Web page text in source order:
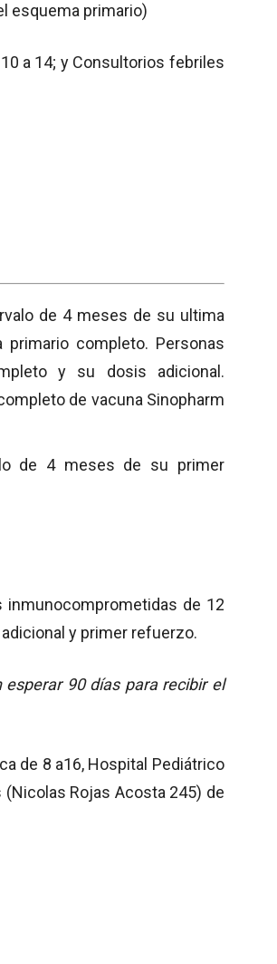
esquema primario)
a 14; y Consultorios febriles
de 4 meses de su ultima
completo. Personas
y su dosis adicional.
de vacuna Sinopharm
de 4 meses de su primer
inmunocomprometidas de 12
y primer refuerzo.
90 días para recibir el
de 8 a16, Hospital Pediátrico
Rojas Acosta 245) de